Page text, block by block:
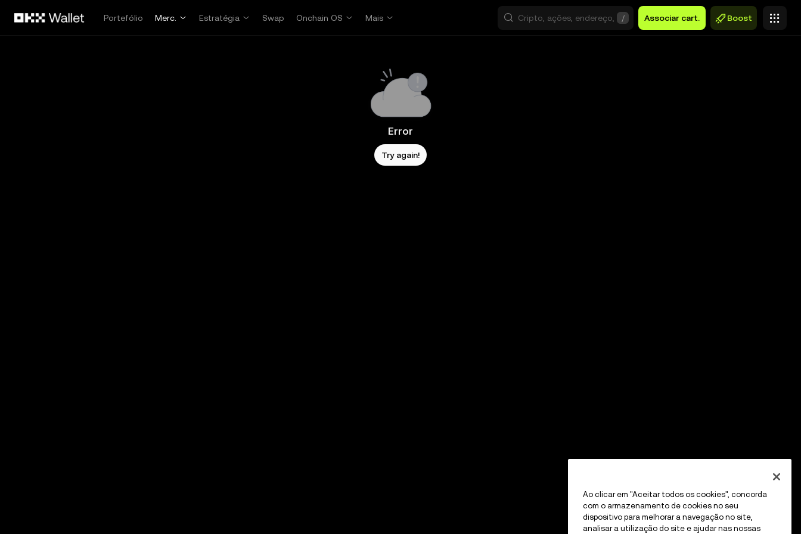
Portefólio
Merc. Estratégia Swap Onchain OS Mais / Associar cart. Boost
Error
Try again!
Ao clicar em "Aceitar todos os cookies", concorda
com o armazenamento de cookies no seu
dispositivo para melhorar a navegação no site,
analisar a utilização do site e ajudar nas nossas